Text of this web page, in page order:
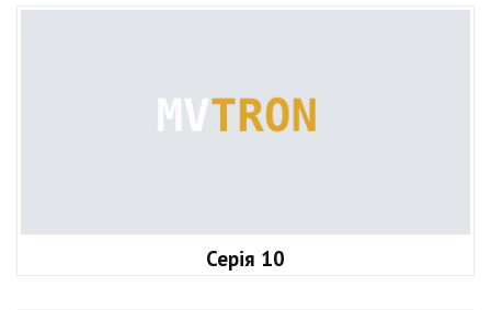
Серія 10